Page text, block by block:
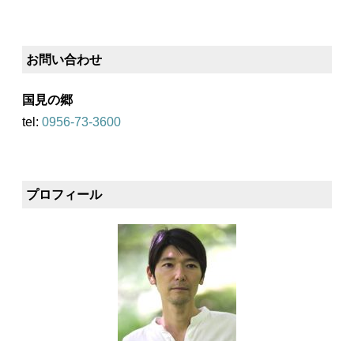
お問い合わせ
国見の郷
tel: 0956-73-3600
プロフィール